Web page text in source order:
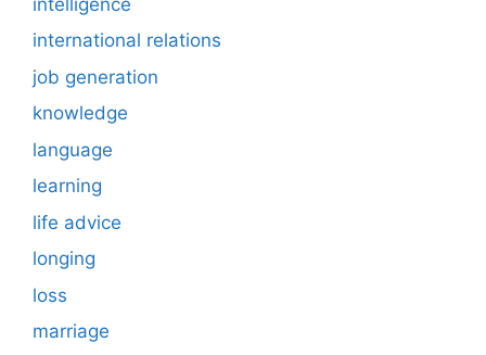
international relations
job generation
knowledge
language
learning
life advice
longing
loss
marriage